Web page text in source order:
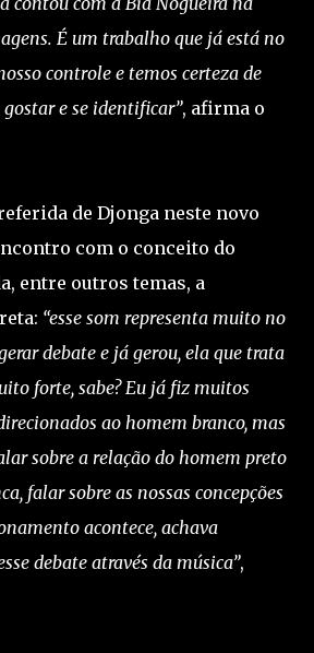
É um trabalho que já está no
controle e temos certeza de
gostar e se identificar”, afirma o
de Djonga neste novo
com o conceito do
entre outros temas, a
“esse som representa muito no
debate e já gerou, ela que trata
forte, sabe? Eu já fiz muitos
ao homem branco, mas
sobre a relação do homem preto
falar sobre as nossas concepções
acontece, achava
debate através da música”,